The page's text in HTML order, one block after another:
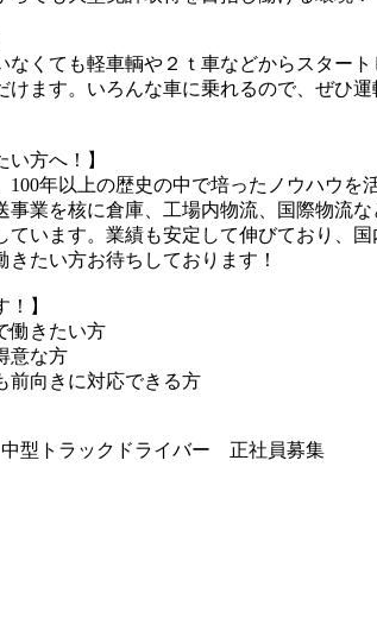
くても軽車輌や２ｔ車などからスタート
けます。いろんな車に乗れるので、ぜひ運
い方へ！】
年以上の歴史の中で培ったノウハウを
事業を核に倉庫、工場内物流、国際物流な
います。業績も安定して伸びており、国
たい方お待ちしております！
】
働きたい方
意な方
前向きに対応できる方